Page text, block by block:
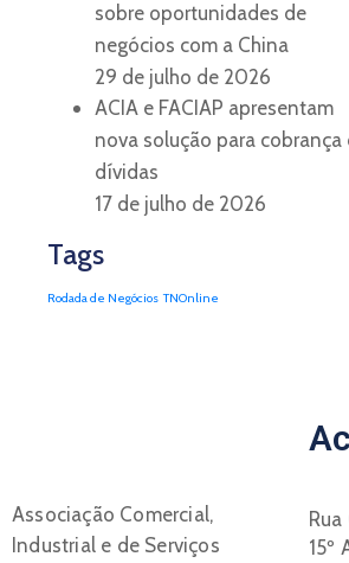
sobre oportunidades de
negócios com a China
29 de julho de 2026
ACIA e FACIAP apresentam
nova solução para cobrança
dívidas
17 de julho de 2026
Tags
Rodada de Negócios TNOnline
Associação Comercial,
Industrial e de Serviços
15º